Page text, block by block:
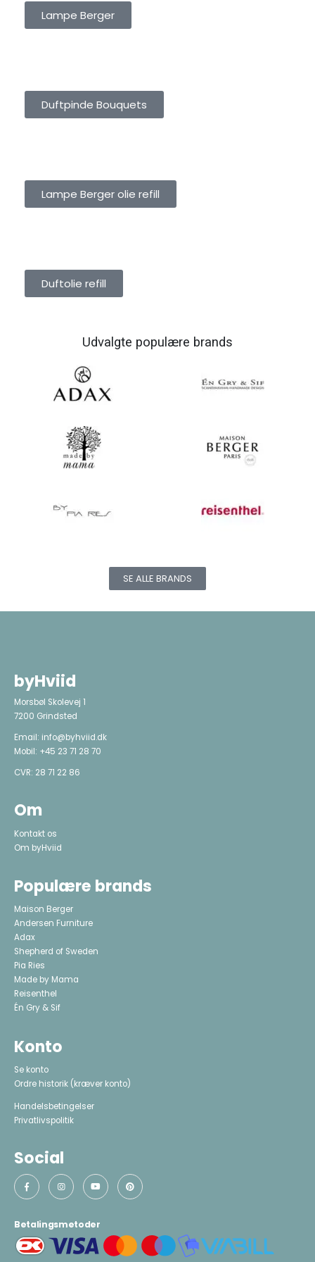
Lampe Berger
Duftpinde Bouquets
Lampe Berger olie refill
Duftolie refill
Udvalgte populære brands
SE ALLE BRANDS
byHviid
Morsbøl Skolevej 1
7200 Grindsted
Email: info@byhviid.dk
Mobil: +45 23 71 28 70
CVR: 28 71 22 86
Om
Kontakt os
Om byHviid
Populære brands
Maison Berger
Andersen Furniture
Adax
Shepherd of Sweden
Pia Ries
Made by Mama
Reisenthel
Én Gry & Sif
Konto
Se konto
Ordre historik (kræver konto)
Handelsbetingelser
Privatlivspolitik
Social
Betalingsmetoder